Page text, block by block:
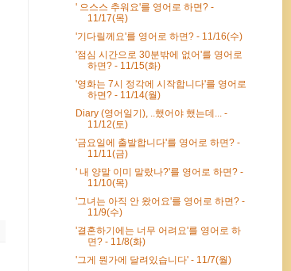
' 으스스 추워요'를 영어로 하면? -
11/17(목)
'기다릴께요'를 영어로 하면? - 11/16(수)
'점심 시간으로 30분밖에 없어'를 영어로
하면? - 11/15(화)
'영화는 7시 정각에 시작합니다'를 영어로
하면? - 11/14(월)
Diary (영어일기), ..했어야 했는데... -
11/12(토)
'금요일에 출발합니다'를 영어로 하면? -
11/11(금)
' 내 양말 이미 말랐나?'를 영어로 하면? -
11/10(목)
'그녀는 아직 안 왔어요'를 영어로 하면? -
11/9(수)
'결혼하기에는 너무 어려요'를 영어로 하
면? - 11/8(화)
'그게 뭔가에 달려있습니다' - 11/7(월)